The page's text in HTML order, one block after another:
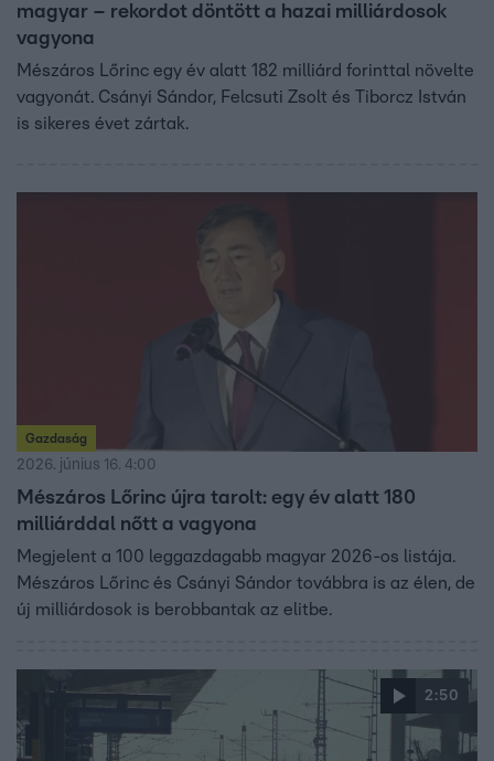
magyar – rekordot döntött a hazai milliárdosok
vagyona
Mészáros Lőrinc egy év alatt 182 milliárd forinttal növelte
vagyonát. Csányi Sándor, Felcsuti Zsolt és Tiborcz István
is sikeres évet zártak.
Gazdaság
2026. június 16. 4:00
Mészáros Lőrinc újra tarolt: egy év alatt 180
milliárddal nőtt a vagyona
Megjelent a 100 leggazdagabb magyar 2026-os listája.
Mészáros Lőrinc és Csányi Sándor továbbra is az élen, de
új milliárdosok is berobbantak az elitbe.
2:50